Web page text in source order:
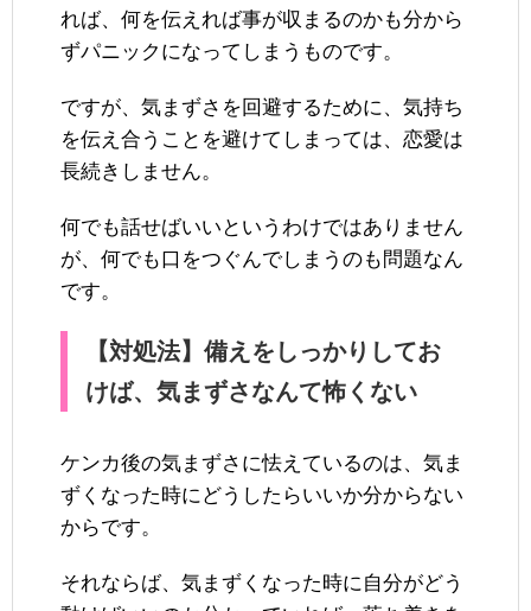
れば、何を伝えれば事が収まるのかも分から
ずパニックになってしまうものです。
ですが、気まずさを回避するために、気持ち
を伝え合うことを避けてしまっては、恋愛は
長続きしません。
何でも話せばいいというわけではありません
が、何でも口をつぐんでしまうのも問題なん
です。
【対処法】備えをしっかりしてお
けば、気まずさなんて怖くない
ケンカ後の気まずさに怯えているのは、気ま
ずくなった時にどうしたらいいか分からない
からです。
それならば、気まずくなった時に自分がどう